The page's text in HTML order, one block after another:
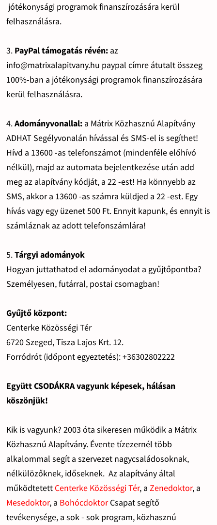
jótékonysági programok finanszírozására kerül
felhasználásra.
3. PayPal támogatás révén: az
info@matrixalapitvany.hu paypal címre átutalt összeg
100%-ban a jótékonysági programok finanszírozására
kerül felhasználásra.
4.Adományvonallal:a Mátrix Közhasznú Alapítvány
ADHAT Segélyvonalán hívással és SMS-el is segíthet!
Hívd a 13600 -as telefonszámot (mindenféle előhívó
nélkül), majd az automata bejelentkezése után add
meg az alapítvány kódját, a 22 -est! Ha könnyebb az
SMS, akkor a 13600 -as számra küldjed a 22 -est. Egy
hívás vagy egy üzenet 500 Ft. Ennyit kapunk, és ennyit is
számláznak az adott telefonszámlára!
5.Tárgyi adományok
Hogyan juttathatod el adományodat a gyűjtőpontba?
Személyesen, futárral, postai csomagban!
Gyűjtő központ:
Centerke Közösségi Tér
6720 Szeged, Tisza Lajos Krt. 12.
Forródrót (időpont egyeztetés): +36302802222
Együtt CSODÁKRA vagyunk képesek, hálásan
köszönjük!
Kik is vagyunk? 2003 óta sikeresen működik a Mátrix
Közhasznú Alapítvány. Évente tízezernél több
alkalommal segít a szervezet nagycsaládosoknak,
nélkülözőknek, időseknek. Az alapítvány által
működtetett Centerke Közösségi Tér, a Zenedoktor, a
Mesedoktor, a BohócdoktorCsapat segítő
tevékenysége, a sok - sok program, közhasznú